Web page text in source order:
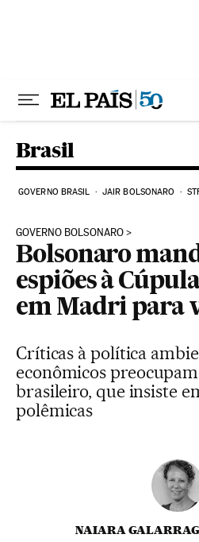
Brasil
GOVERNO BRASIL JAIR BOLSONARO
GOVERNO BOLSONARO
Bolsonaro
espiões à
em Madri para
Críticas à política
econômicos
brasileiro, que insiste
polêmicas
NAIARA